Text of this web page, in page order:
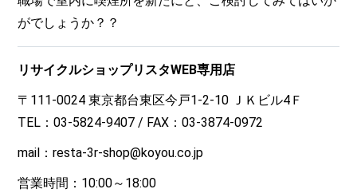
がでしょうか？？
リサイクルショップリスタWEB専用店
〒111-0024 東京都台東区今戸1-2-10 ＪＫビル4Ｆ
TEL：03-5824-9407 / FAX：03-3874-0972
mail：resta-3r-shop@koyou.co.jp
営業時間：10:00～18:00